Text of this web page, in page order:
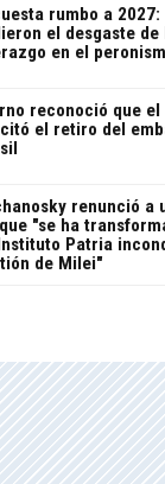
rumbo a
el desgaste
en el
reconoció que
el retiro del
renunció a
"se ha
Patria
de Milei"